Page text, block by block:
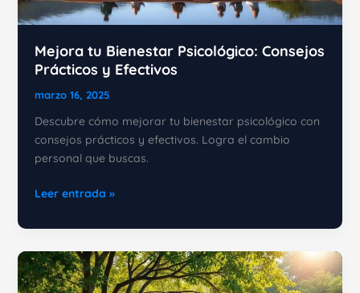
Mejora tu Bienestar Psicológico: Consejos
Prácticos y Efectivos
marzo 16, 2025
Descubre cómo mejorar tu bienestar psicológico con
consejos prácticos y efectivos. Logra el cambio
personal que buscas.
Mejora
Bienestar
Psicológico:
Consejos
Prácticos
Leer entrada »